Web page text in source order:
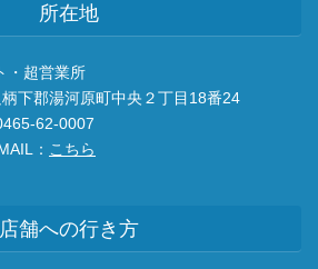
所在地
・超営業所
下郡湯河原町中央２丁目18番24
62-0007
： こちら
店舗への行き方